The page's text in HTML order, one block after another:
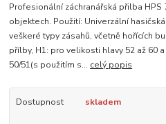
Profesionální záchranářská přilba HPS
objektech. Použití: Univerzální
veškeré typy zásahů, včetně hořících
přílby, H1: pro velikosti hlavy 52 až 60
50/51(s použitím s... celý popis
Dostupnost skladem